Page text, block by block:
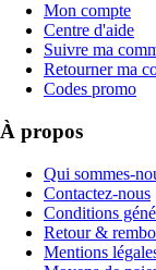
Mon compte
Centre d'aide
Suivre ma
Retourner ma
Codes promo
À propos
Qui sommes-
Contactez-nous
Conditions
Retour &
Mentions